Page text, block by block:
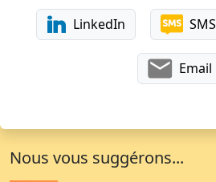
LinkedIn SMS
Email
Nous vous suggérons...